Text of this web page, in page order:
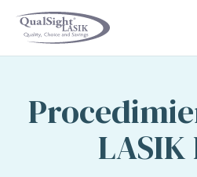
Saltar
LASIK